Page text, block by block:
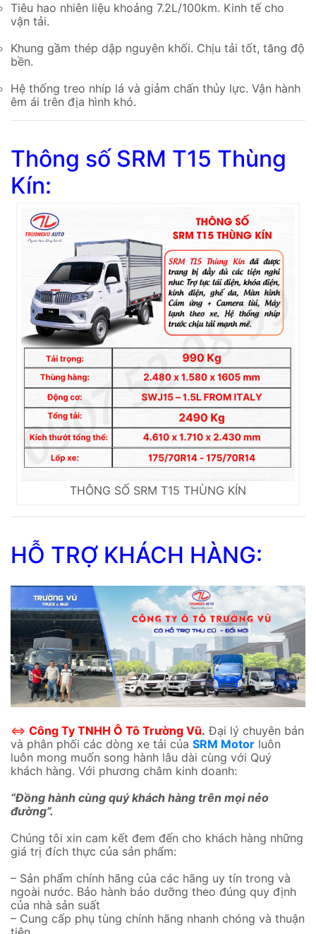
Tiêu hao nhiên liệu khoảng 7.2L/100km. Kinh tế cho
vận tải.
Khung gầm thép dập nguyên khối. Chịu tải tốt, tăng độ
bền.
Hệ thống treo nhíp lá và giảm chấn thủy lực. Vận hành
êm ái trên địa hình khó.
Thông số SRM T15 Thùng
Kín:
THÔNG SỐ SRM T15 THÙNG KÍN
HỖ TRỢ KHÁCH HÀNG:
⇔ Công Ty TNHH Ô Tô Trường Vũ. Đại lý chuyên bán
và phân phối các dòng xe tải của SRM Motor luôn
luôn mong muốn song hành lâu dài cùng với Quý
khách hàng. Với phương châm kinh doanh:
“Đồng hành cùng quý khách hàng trên mọi nẻo
đường”.
Chúng tôi xin cam kết đem đến cho khách hàng những
giá trị đích thực của sản phẩm:
– Sản phẩm chính hãng của các hãng uy tín trong và
ngoài nước. Bảo hành bảo dưỡng theo đúng quy định
của nhà sản suất
– Cung cấp phụ tùng chính hãng nhanh chóng và thuận